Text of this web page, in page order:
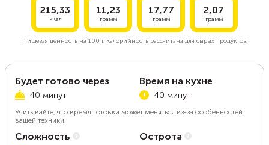
215,33
кКал
11,23
грамм
17,77
грамм
2,07
грамм
Пищевая ценность на 100 г.Калорийность рассчитана для сырых продуктов.
Будет готово через
40 минут
Время на кухне
40 минут
Учитывайте, что время готовки может меняться из-за особенностей
вашей техники.
Сложность
Острота